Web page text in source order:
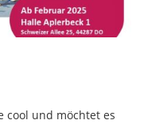
cool und möchtet es